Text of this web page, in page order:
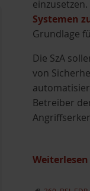
Systemen
Grundlage
Die SzA
von
Betreiber
Weiterlesen